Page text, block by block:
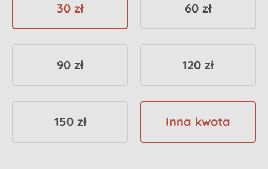
30 zł 60 zł
90 zł 120 zł
150 zł Inna kwota